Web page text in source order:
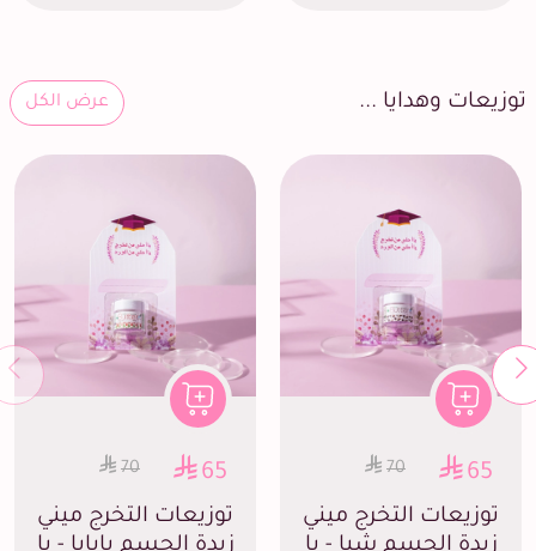
وهدايا ... عرض الكل
65
70
توزيعات التخرج ميني
زبدة الجسم شيا - يا
65
70
توزيعات التخرج ميني
زبدة الجسم بابايا - يا